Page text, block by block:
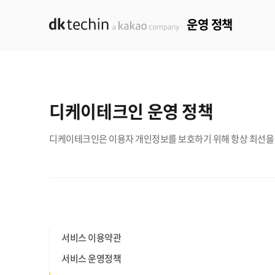
운영 정책
디케이테크인 운영 정책
디케이테크인은 이용자 개인정보를 보호하기 위해 항상 최선
서비스 이용약관
서비스 운영정책